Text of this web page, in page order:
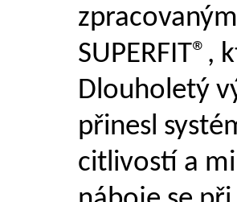
SUPERFIT®,
Dlouholetý
přinesl
citlivostí a